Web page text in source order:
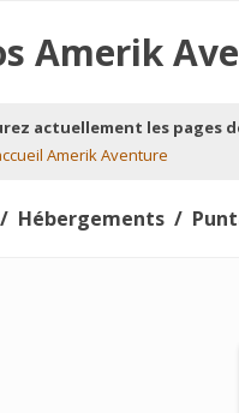
Amerik
actuellement les pages
Amerik Aventure
Hébergements